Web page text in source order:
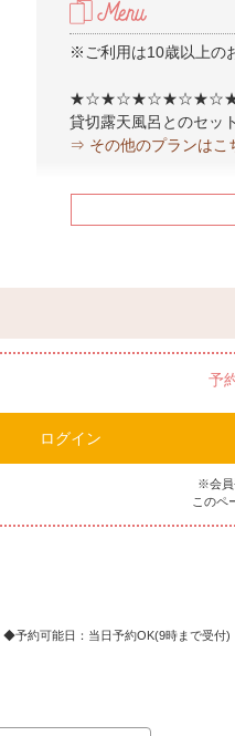
※ご利用は10歳以上の
貸切露天風呂とのセッ
⇒ その他のプランはこ
前 菜 五種盛り
天麩羅 五種盛り
酢の物 県産もずく酢
香の物 二種盛り
菜の花、あさり
焼 物 あぐー豚ロース
予
ログイン
※会員
このペ
予約可能日：当日予約OK(9時まで受付)